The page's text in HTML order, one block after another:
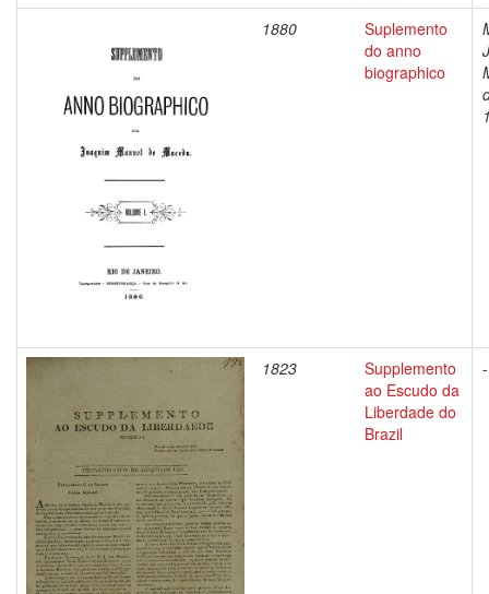
1880
Suplemento
do anno
biographico
1823
Supplemento
ao Escudo da
Liberdade do
Brazil
-